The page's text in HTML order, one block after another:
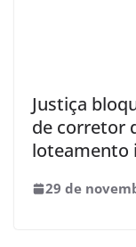
Justiça
de corretor
loteamento
29 de